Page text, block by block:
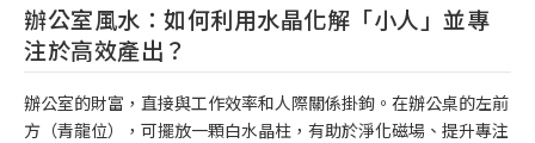
辦公室風水：如何利用水晶化解「小人」並專
注於高效產出？
辦公室的財富，直接與工作效率和人際關係掛鉤。在辦公桌的左前
方（青龍位），可擺放一顆白水晶柱，有助於淨化磁場、提升專注